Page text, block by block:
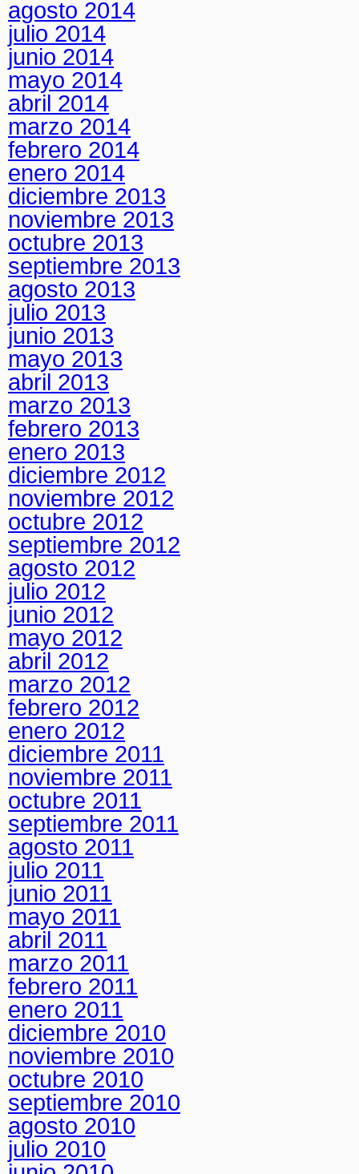
agosto 2014
julio 2014
junio 2014
mayo 2014
abril 2014
marzo 2014
febrero 2014
enero 2014
diciembre 2013
noviembre 2013
octubre 2013
septiembre 2013
agosto 2013
julio 2013
junio 2013
mayo 2013
abril 2013
marzo 2013
febrero 2013
enero 2013
diciembre 2012
noviembre 2012
octubre 2012
septiembre 2012
agosto 2012
julio 2012
junio 2012
mayo 2012
abril 2012
marzo 2012
febrero 2012
enero 2012
diciembre 2011
noviembre 2011
octubre 2011
septiembre 2011
agosto 2011
julio 2011
junio 2011
mayo 2011
abril 2011
marzo 2011
febrero 2011
enero 2011
diciembre 2010
noviembre 2010
octubre 2010
septiembre 2010
agosto 2010
julio 2010